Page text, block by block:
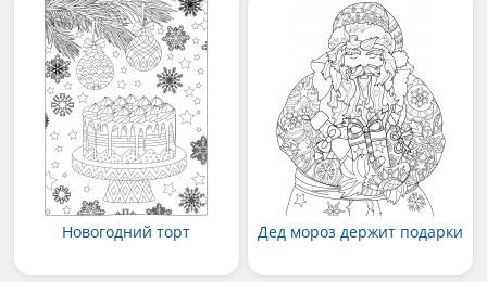
Новогодний торт Дед мороз держит подарки